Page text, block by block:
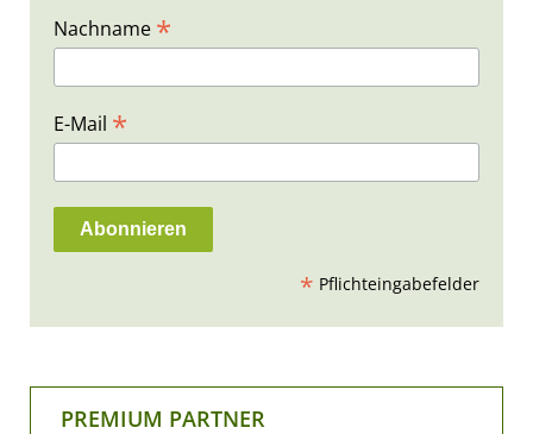
Nachname *
E-Mail *
* Pflichteingabefelder
PREMIUM PARTNER